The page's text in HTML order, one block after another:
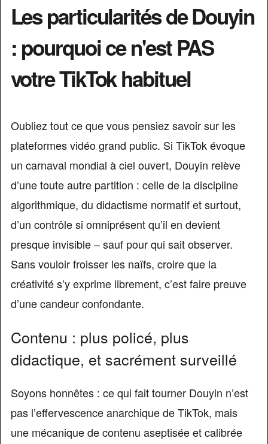
Les particularités de Douyin
: pourquoi ce n'est PAS
votre TikTok habituel
Oubliez tout ce que vous pensiez savoir sur les
plateformes vidéo grand public. Si TikTok évoque
un carnaval mondial à ciel ouvert, Douyin relève
d’une toute autre partition : celle de la discipline
algorithmique, du didactisme normatif et surtout,
d’un contrôle si omniprésent qu’il en devient
presque invisible – sauf pour qui sait observer.
Sans vouloir froisser les naïfs, croire que la
créativité s’y exprime librement, c’est faire preuve
d’une candeur confondante.
Contenu : plus policé, plus
didactique, et sacrément surveillé
Soyons honnêtes : ce qui fait tourner Douyin n’est
pas l’effervescence anarchique de TikTok, mais
une mécanique de contenu aseptisée et calibrée